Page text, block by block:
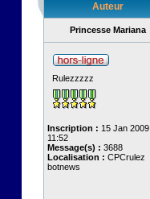
Auteur
Princesse Mariana
Rulezzzzz
Inscription : 15 Jan 2009,
11:52
Message(s) : 3688
Localisation : CPCrulez
botnews